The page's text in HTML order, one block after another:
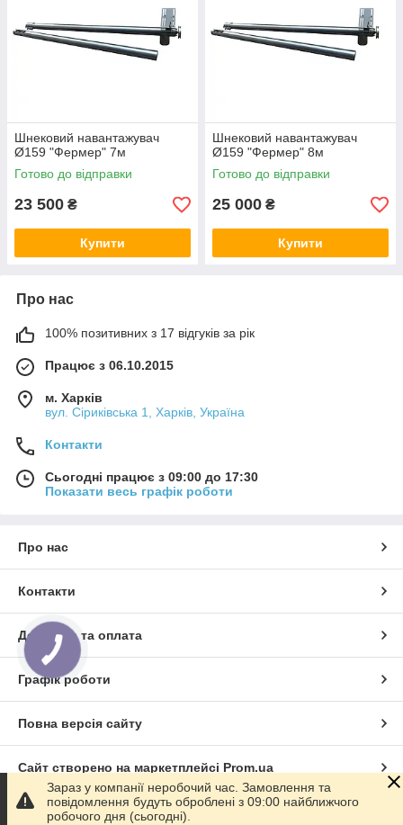
Ірина підбере те, що треба і запропонує найвигідніші умови
придбання.
+38(099)023-63-70
Шнековий навантажувач
Ø159 "Фермер" 7м
Готово до відправки
23 500 ₴
Купити
Шнековий навантажувач
Ø159 "Фермер" 8м
Готово до відправки
25 000 ₴
Купити
Про нас
100% позитивних з 17 відгуків за рік
Працює з 06.10.2015
м. Харків
вул. Сіриківська 1, Харків, Україна
Контакти
Сьогодні працює з 09:00 до 17:30
Показати весь графік роботи
Про нас
Контакти
Доставка та оплата
Графік роботи
Повна версія сайту
Сайт створено на маркетплейсі Prom.ua
Політика конфіденційності
Зараз у компанії неробочий час. Замовлення та
повідомлення будуть оброблені з 09:00 найближчого
робочого дня (сьогодні).